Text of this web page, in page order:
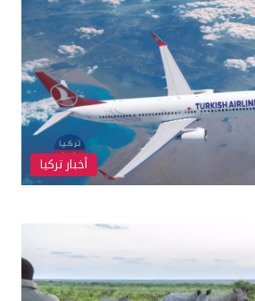
أخبار تركيا